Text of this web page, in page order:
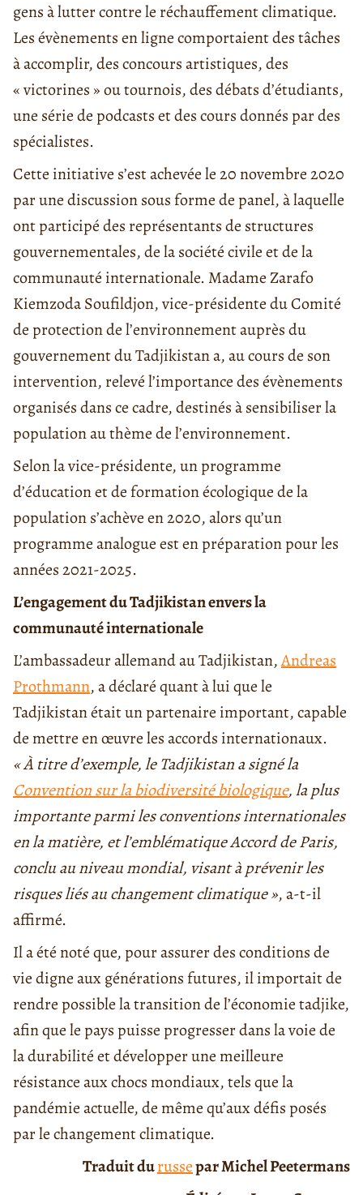
gens à lutter contre le réchauffement climatique.
Les évènements en ligne comportaient des tâches
à accomplir, des concours artistiques, des
« victorines » ou tournois, des débats d’étudiants,
une série de podcasts et des cours donnés par des
spécialistes.
Cette initiative s’est achevée le 20 novembre 2020
par une discussion sous forme de panel, à laquelle
ont participé des représentants de structures
gouvernementales, de la société civile et de la
communauté internationale. Madame Zarafo
Kiemzoda Soufildjon, vice-présidente du Comité
de protection de l’environnement auprès du
gouvernement du Tadjikistan a, au cours de son
intervention, relevé l’importance des évènements
organisés dans ce cadre, destinés à sensibiliser la
population au thème de l’environnement.
Selon la vice-présidente, un programme
d’éducation et de formation écologique de la
population s’achève en 2020, alors qu’un
programme analogue est en préparation pour les
années 2021-2025.
L’engagement du Tadjikistan envers la
communauté internationale
L’ambassadeur allemand au Tadjikistan,Andreas
Prothmann, a déclaré quant à lui que le
Tadjikistan était un partenaire important, capable
de mettre en œuvre les accords internationaux.
« À titre d’exemple, le Tadjikistan a signé la
Convention sur la biodiversité biologique, la plus
importante parmi les conventions internationales
en la matière, et l’emblématique Accord de Paris,
conclu au niveau mondial, visant à prévenir les
risques liés au changement climatique », a-t-il
affirmé.
Il a été noté que, pour assurer des conditions de
vie digne aux générations futures, il importait de
rendre possible la transition de l’économie tadjike,
afin que le pays puisse progresser dans la voie de
la durabilité et développer une meilleure
résistance aux chocs mondiaux, tels que la
pandémie actuelle, de même qu’aux défis posés
par le changement climatique.
Traduit durusseparMichel Peetermans